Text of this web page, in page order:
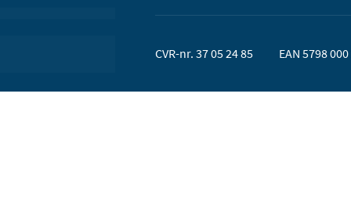
CVR-nr. 37 05 24 85 EAN 5798